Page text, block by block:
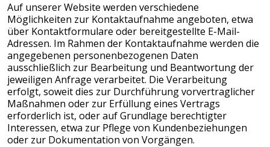
Auf unserer Website werden verschiedene
Möglichkeiten zur Kontaktaufnahme angeboten, etwa
über Kontaktformulare oder bereitgestellte E-Mail-
Adressen. Im Rahmen der Kontaktaufnahme werden die
angegebenen personenbezogenen Daten
ausschließlich zur Bearbeitung und Beantwortung der
jeweiligen Anfrage verarbeitet. Die Verarbeitung
erfolgt, soweit dies zur Durchführung vorvertraglicher
Maßnahmen oder zur Erfüllung eines Vertrags
erforderlich ist, oder auf Grundlage berechtigter
Interessen, etwa zur Pflege von Kundenbeziehungen
oder zur Dokumentation von Vorgängen.